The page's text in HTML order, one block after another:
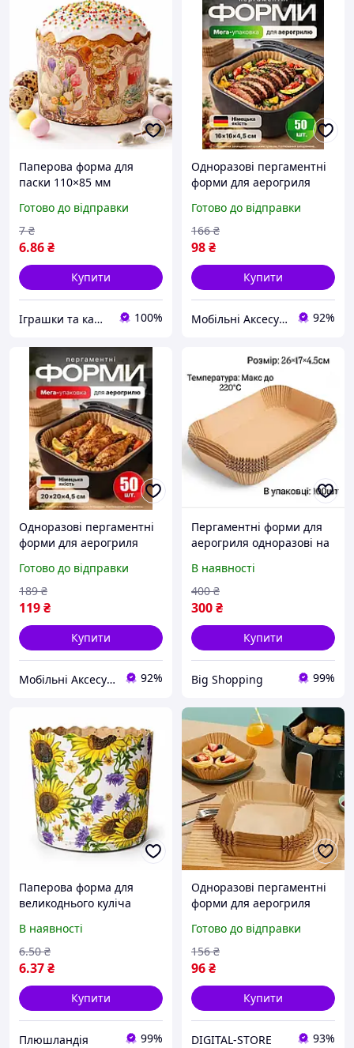
Паперова форма для
паски 110×85 мм
випічки паски, 200 300 г
тіста, Вікторіанська, арт.
00053442-2
Готово до відправки
6.86₴
7 ₴
Купити
Іграшки та канцтовари "Плюшево" 100%
Одноразові пергаментні
форми для аерогриля
аерафритюрниці 16 см 50
штук в упаковці
Готово до відправки
98₴
166 ₴
Купити
Мобільні Аксесуари та Електроніка 92%
Одноразові пергаментні
форми для аерогриля
аерафритюрниці 20 см 50
штук в упаковці
Готово до відправки
119₴
189 ₴
Купити
Мобільні Аксесуари та Електроніка 92%
Пергаментні форми для
аерогриля одноразові на
форма для запікання в
мультипечі 100 штук у
пакованні KAR68
В наявності
300₴
400 ₴
Купити
Big Shopping 99%
Паперова форма для
великоднього куліча
одноразова великодня
форма на 200 250 г
В наявності
6.37₴
6.50 ₴
Купити
Плюшландія 99%
Одноразові пергаментні
форми для аерогриля
аерафритюрниці 16см
50штук в упаковці
Готово до відправки
96₴
156 ₴
Купити
DIGITAL-STORE 93%